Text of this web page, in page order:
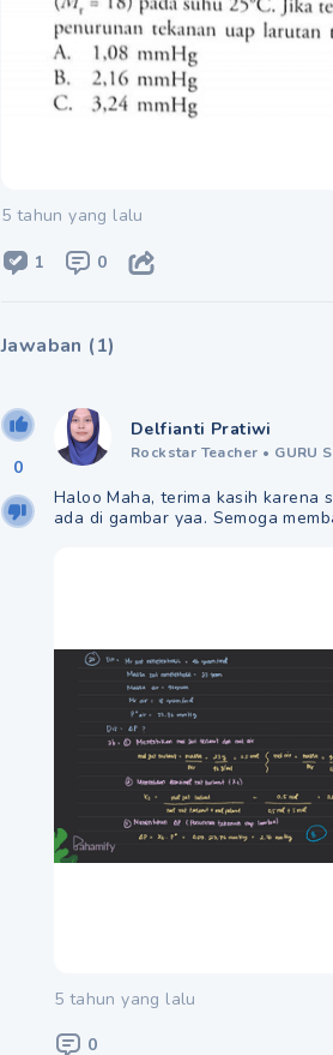
5 tahun yang lalu
1 0
Jawaban (1)
0
Delfianti Pratiwi
Rockstar Teacher • GURU
Haloo Maha, terima kasih karena
ada di gambar yaa. Semoga
5 tahun yang lalu
0